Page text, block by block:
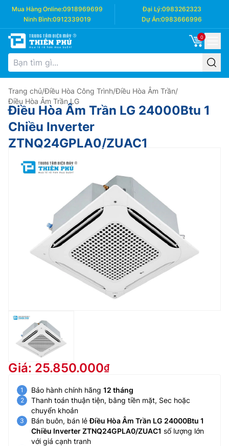
Mua Hàng Online:0918969699 Đại Lý:0983262323
Ninh Bình:0912339019 Dự Án:0983666996
0
Trang chủ/Điều Hòa Công Trình/Điều Hòa Âm Trần/
Điều Hòa Âm Trần LG
Điều Hòa Âm Trần LG 24000Btu 1
Chiều Inverter
ZTNQ24GPLA0/ZUAC1
Giá: 25.850.000
Bảo hành chính hãng 12 tháng
Thanh toán thuận tiện, bằng tiền mặt, Sec hoặc
chuyển khoản
Bán buôn, bán lẻĐiều Hòa Âm Trần LG 24000Btu 1
Chiều Inverter ZTNQ24GPLA0/ZUAC1 số lượng lớn
với giá cạnh tranh